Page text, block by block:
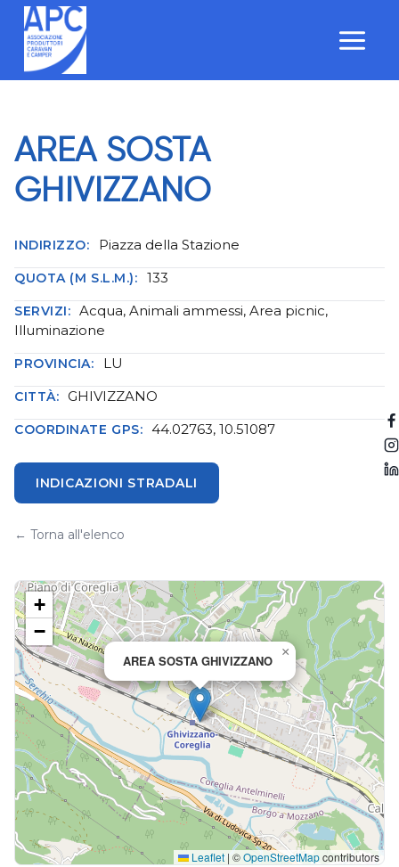
Salta
contenuto
AREA SOSTA
GHIVIZZANO
INDIRIZZO: Piazza della Stazione
QUOTA (M S.L.M.): 133
SERVIZI: Acqua, Animali ammessi, Area picnic,
Illuminazione
PROVINCIA: LU
CITTÀ: GHIVIZZANO
COORDINATE GPS: 44.02763, 10.51087
INDICAZIONI STRADALI
← Torna all'elenco
AREA SOSTA GHIVIZZANO
×
+
−
Leaflet | ©OpenStreetMapcontributors